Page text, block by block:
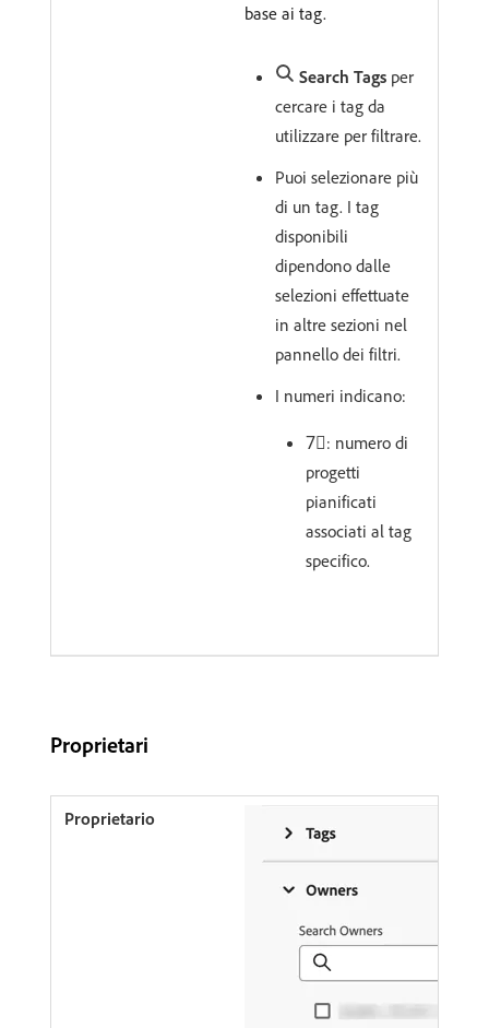
base ai tag.
Search Tags per
cercare i tag da
utilizzare per filtrare.
Puoi selezionare più
di un tag. I tag
disponibili
dipendono dalle
selezioni effettuate
in altre sezioni nel
pannello dei filtri.
I numeri indicano:
7︎⃣: numero di
progetti
pianificati
associati al tag
specifico.
Proprietari